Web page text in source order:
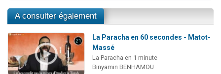
A consulter également
La Paracha en 60 secondes - Matot-
Massé
La Paracha en 1 minute
Binyamin BENHAMOU